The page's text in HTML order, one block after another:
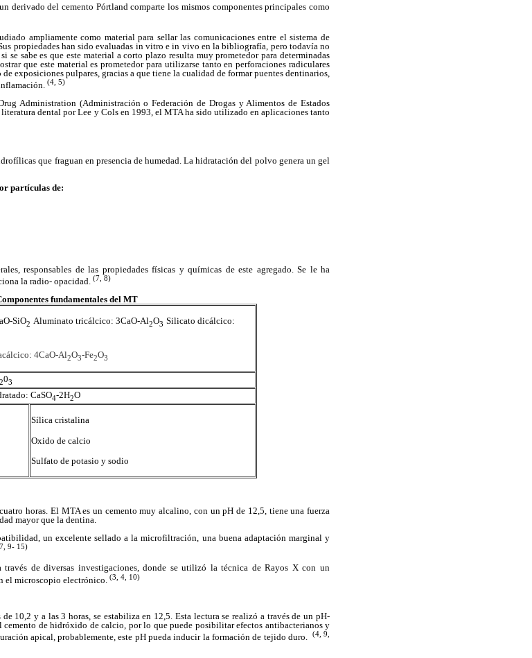
derivado del cemento Pórtland comparte los mismos componentes principales como
ampliamente como material para sellar las comunicaciones entre el sistema de
propiedades han sido evaluadas in vitro e in vivo en la bibliografía, pero todavía no
sabe es que este material a corto plazo resulta muy prometedor para determinadas
que este material es prometedor para utilizarse tanto en perforaciones radiculares
exposiciones pulpares, gracias a que tiene la cualidad de formar puentes dentinarios,
(4, 5)
Administration (Administración o Federación de Drogas y Alimentos de Estados
dental por Lee y Cols en 1993, el MTA ha sido utilizado en aplicaciones tanto
que fraguan en presencia de humedad. La hidratación del polvo genera un gel
partículas de:
responsables de las propiedades físicas y químicas de este agregado. Se le ha
la radio- opacidad. (7, 8)
fundamentales del MT
SiO2 Aluminato tricálcico: 3CaO-Al2O3 Silicato dicálcico:
4CaO-Al2O3-Fe2O3
203
CaSO4-2H2O
Sílica cristalina
Oxido de calcio
Sulfato de potasio y sodio
horas. El MTA es un cemento muy alcalino, con un pH de 12,5, tiene una fuerza
mayor que la dentina.
un excelente sellado a la microfiltración, una buena adaptación marginal y
9- 15)
de diversas investigaciones, donde se utilizó la técnica de Rayos X con un
el microscopio electrónico. (3, 4, 10)
10,2 y a las 3 horas, se estabiliza en 12,5. Esta lectura se realizó a través de un pH-
de hidróxido de calcio, por lo que puede posibilitar efectos antibacterianos y
apical, probablemente, este pH pueda inducir la formación de tejido duro. (4, 9,